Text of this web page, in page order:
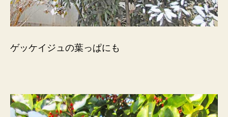
ゲッケイジュの葉っぱにも